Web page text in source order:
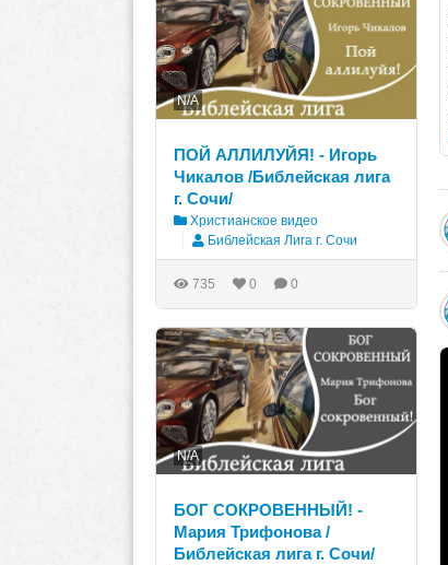
N/A
ПОЙ АЛЛИЛУЙЯ! - Игорь
Чикалов /Библейская лига
г. Сочи/
Христианское видео
Библейская Лига г. Сочи
735 0 0
N/A
БОГ СОКРОВЕННЫЙ! -
Мария Трифонова /
Библейская лига г. Сочи/